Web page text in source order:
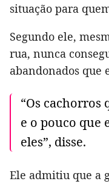
situação para
Segundo ele,
rua, nunca
abandonados que
“Os cachorros
e o pouco que
eles”, disse.
Ele admitiu que a